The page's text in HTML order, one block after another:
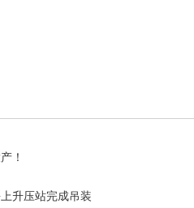
！
升压站完成吊装